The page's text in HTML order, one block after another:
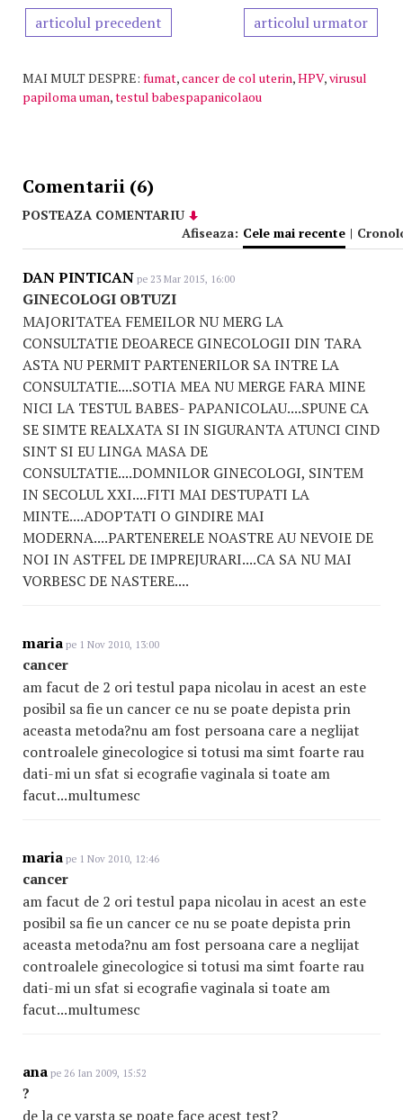
articolul precedent articolul urmator
MAI MULT DESPRE: fumat,cancer de col uterin,HPV,virusul
papiloma uman,testul babespapanicolaou
Comentarii (6)
POSTEAZA COMENTARIU
Afiseaza: Cele mai recente |
DAN PINTICAN pe 23 Mar 2015, 16:00
GINECOLOGI OBTUZI
MAJORITATEA FEMEILOR NU MERG LA
CONSULTATIE DEOARECE GINECOLOGII DIN TARA
ASTA NU PERMIT PARTENERILOR SA INTRE LA
CONSULTATIE....SOTIA MEA NU MERGE FARA MINE
NICI LA TESTUL BABES- PAPANICOLAU....SPUNE CA
SE SIMTE REALXATA SI IN SIGURANTA ATUNCI CIND
SINT SI EU LINGA MASA DE
CONSULTATIE....DOMNILOR GINECOLOGI, SINTEM
IN SECOLUL XXI....FITI MAI DESTUPATI LA
MINTE....ADOPTATI O GINDIRE MAI
MODERNA....PARTENERELE NOASTRE AU NEVOIE DE
NOI IN ASTFEL DE IMPREJURARI....CA SA NU MAI
VORBESC DE NASTERE....
maria pe 1 Nov 2010, 13:00
cancer
am facut de 2 ori testul papa nicolau in acest an este
posibil sa fie un cancer ce nu se poate depista prin
aceasta metoda?nu am fost persoana care a neglijat
controalele ginecologice si totusi ma simt foarte rau
dati-mi un sfat si ecografie vaginala si toate am
facut...multumesc
maria pe 1 Nov 2010, 12:46
cancer
am facut de 2 ori testul papa nicolau in acest an este
posibil sa fie un cancer ce nu se poate depista prin
aceasta metoda?nu am fost persoana care a neglijat
controalele ginecologice si totusi ma simt foarte rau
dati-mi un sfat si ecografie vaginala si toate am
facut...multumesc
ana pe 26 Ian 2009, 15:52
?
de la ce varsta se poate face acest test?